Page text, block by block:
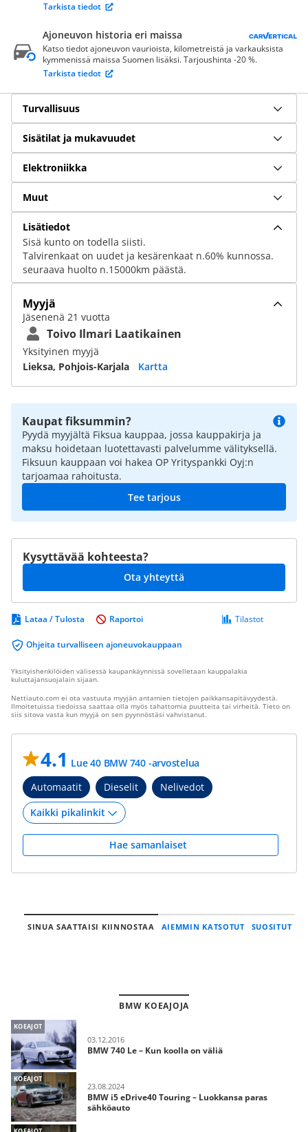
Tarkista tiedot
Ajoneuvon historia eri maissa
Katso tiedot ajoneuvon vaurioista, kilometreistä ja varkauksista
kymmenissä maissa Suomen lisäksi. Tarjoushinta -20 %.
Tarkista tiedot
Turvallisuus
Sisätilat ja mukavuudet
Elektroniikka
Muut
Lisätiedot
Sisä kunto on todella siisti.
Talvirenkaat on uudet ja kesärenkaat n.60% kunnossa.
seuraava huolto n.15000km päästä.
Myyjä
Jäsenenä 21 vuotta
Toivo Ilmari Laatikainen
Yksityinen myyjä
Lieksa, Pohjois-Karjala
Kartta
Kaupat fiksummin?
Pyydä myyjältä Fiksua kauppaa, jossa kauppakirja ja
maksu hoidetaan luotettavasti palvelumme välityksellä.
Fiksuun kauppaan voi hakea OP Yrityspankki Oyj:n
tarjoamaa rahoitusta.
Tee tarjous
Kysyttävää kohteesta?
Ota yhteyttä
Lataa / Tulosta
Ohjeita turvalliseen ajoneuvokauppaan
Tilastot
Raportoi
Yksityishenkilöiden välisessä kaupankäynnissä sovelletaan kauppalakia
kuluttajansuojalain sijaan.
Nettiauto.com ei ota vastuuta myyjän antamien tietojen paikkansapitävyydestä.
Ilmoitetuissa tiedoissa saattaa olla myös tahattomia puutteita tai virheitä. Tieto on
siis sitova vasta kun myyjä on sen pyynnöstäsi vahvistanut.
4.1 Lue 40 BMW 740 -arvostelua
Automaatit
Dieselit Nelivedot
Hae samanlaiset
SINUA SAATTAISI KIINNOSTAA AIEMMIN KATSOTUT SUOSITUT
BMW KOEAJOJA
KOEAJOT
03.12.2016
BMW 740 Le – Kun koolla on väliä
KOEAJOT
23.08.2024
BMW i5 eDrive40 Touring – Luokkansa paras
sähköauto